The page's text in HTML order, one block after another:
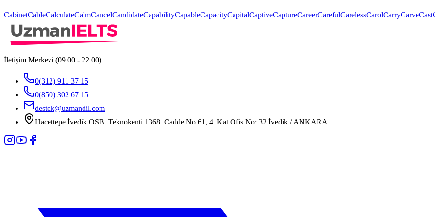
CabinetCableCalculateCalmCancelCandidateCapabilityCapableCapacityCapitalCaptiveCaptureCareerCarefulCarelessCarolCarryCarveCast
İletişim Merkezi (09.00 - 22.00)
0(312) 911 37 15
0(850) 302 67 15
destek@uzmandil.com
Hacettepe İvedik OSB. Teknokenti 1368. Cadde No.61, 4. Kat Ofis No: 32 İvedik / ANKARA